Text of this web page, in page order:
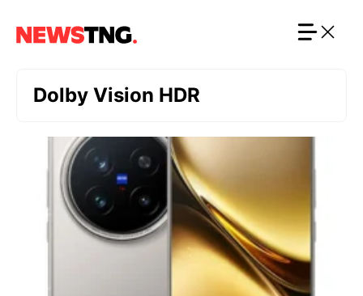
Dolby Vision HDR